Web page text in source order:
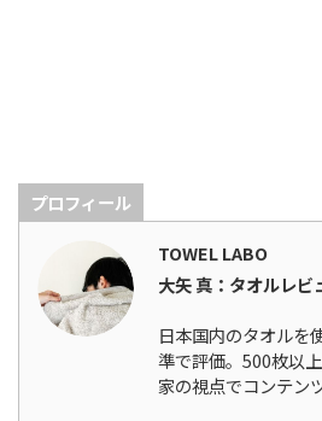
プロフィール
TOWEL LABO
大矢 真：タオルレビ
日本国内のタオルを
準で評価。500枚以
家の視点でコンテン